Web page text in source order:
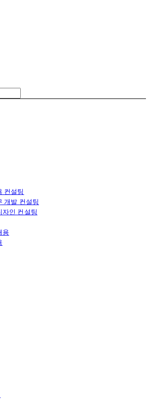
컨설팅
개발 컨설팅
자인 컨설팅
용